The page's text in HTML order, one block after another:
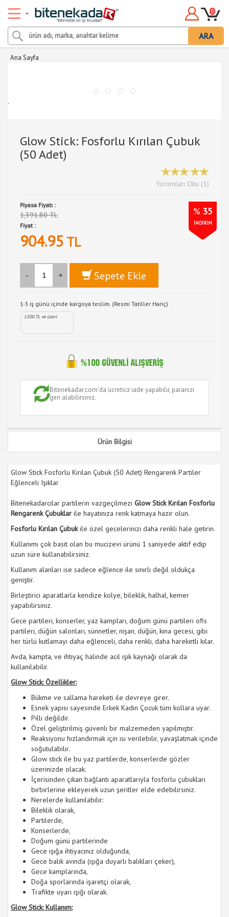
ARA
0
Ana Sayfa
.
Glow Stick: Fosforlu Kırılan Çubuk
(50 Adet)
Yorumları Oku (1)
Piyasa Fiyatı :
1,391.80 TL % 35
İNDİRİM
Fiyat :
904.95 TL
- + Sepete Ekle
1-3 iş günü içinde kargoya teslim. (Resmi Tatiller Hariç)
1500 TL ve üzeri
Bitenekadar.com'da ücretsiz iade yapabilir, paranızı
geri alabilirsiniz.
Ürün Bilgisi
Glow Stick Fosforlu Kırılan Çubuk (50 Adet) Rengarenk Partiler
Eğlenceli Işıklar
Bitenekadarcılar partilerin vazgeçilmezi Glow Stick Kırılan Fosforlu
Rengarenk Çubuklar ile hayatınıza renk katmaya hazır olun.
Fosforlu Kırılan Çubukile özel gecelerinizi daha renkli hale getirin.
Kullanımı çok basit olan bu mucizevi ürünü 1 saniyede aktif edip
uzun süre kullanabilirsiniz.
Kullanım alanları ise sadece eğlence ile sınırlı değil oldukça
geniştir.
Birleştirici aparatlarla kendize kolye, bileklik, halhal, kemer
yapabilirsiniz.
Gece partileri, konserler, yaz kampları, doğum günü partileri ofis
partileri, düğün salonları, sünnetler, nişan, düğün, kına gecesi, gibi
her türlü kutlamayı daha eğlenceli, daha renkli, daha hareketli kılar.
Avda, kampta, ve ihtiyaç halinde acil ışık kaynağı olarak da
kullanılabilir.
Glow Stick: Özellikler:
Bükme ve sallama hareketi ile devreye girer.
Esnek yapısı sayesinde Erkek Kadın Çocuk tüm kollara uyar.
Pilli değildir.
Özel geliştirilmiş güvenli bir malzemeden yapılmıştır.
Reaksiyonu hızlandırmak için ısı verilebilir, yavaşlatmak içinde
soğutulabilir.
Glow stick ile bu yaz partilerde, konserlerde gözler
üzerinizde olacak.
İçerisinden çıkan bağlantı aparatlarıyla fosforlu çubukları
birbirlerine ekleyerek uzun şeritler elde edebilirsiniz.
Nerelerde kullanılabilir:
Bileklik olarak,
Partilerde,
Konserlerde,
Doğum günü partilerinde
Gece ışığa ihtiyacınız olduğunda,
Gece balık avında (ışığa duyarlı balıkları çeker),
Gece kamplarında,
Doğa sporlarında işaretçi olarak,
Trafikte uyarı ışığı olarak.
Glow Stick: Kullanım: